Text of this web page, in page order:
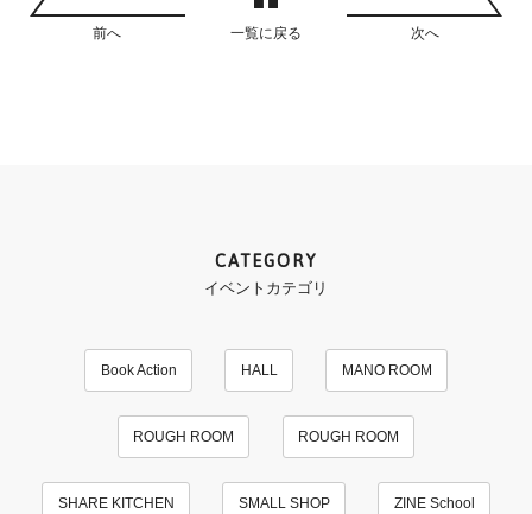
前へ 一覧に戻る 次へ
CATEGORY
イベントカテゴリ
Book Action HALL MANO ROOM
ROUGH ROOM ROUGH ROOM
SHARE KITCHEN SMALL SHOP ZINE School